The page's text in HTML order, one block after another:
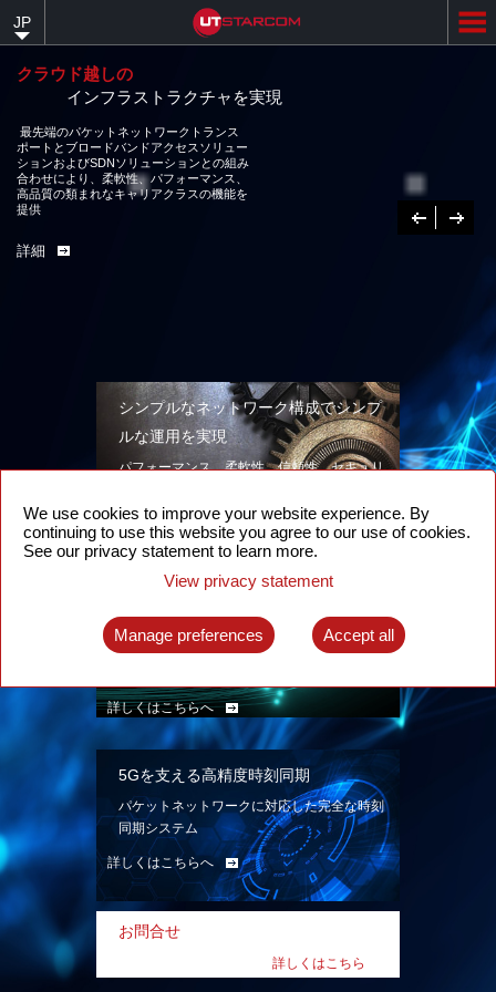
content
JP
クラウド越しの
インフラストラクチャを実現
最先端のパケットネットワークトランスポートとブロードバンドアクセス
ソリューションおよびSDNソリューションとの組み合わせにより、柔軟性、
パフォーマンス、高品質の類まれなキャリアクラスの機能を提供
詳細
Previous
次
へ
シンプルなネットワーク構成でシンプ
ルな運用を実現
パフォーマンス、柔軟性、信頼性、セキュリ
ン。
詳しくはこちらへ
インテリジェント・パケット光ネット
ワーク
先進なSDN対応パケット光ネットワークで、
詳しくはこちらへ
5Gを支える高精度時刻同期
パケットネットワークに対応した完全な時刻
同期システム
詳しくはこちらへ
お問合せ
詳しくはこちら
We use cookies to improve your website experience. By
continuing to use this website you agree to our use of cookies.
See our privacy statement to learn more.
View privacy statement
Manage preferences Accept all